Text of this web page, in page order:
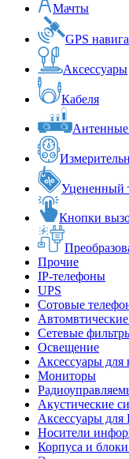
Мачты
GPS
Аксессуары
Кабеля
Антенные
Уцененный
Кнопки
Прочие
IP-телефоны
UPS
Сотовые
Сетевые
Освещение
Аксессуары для
Мониторы
Акустические
Аксессуары
Носители
Корпуса и